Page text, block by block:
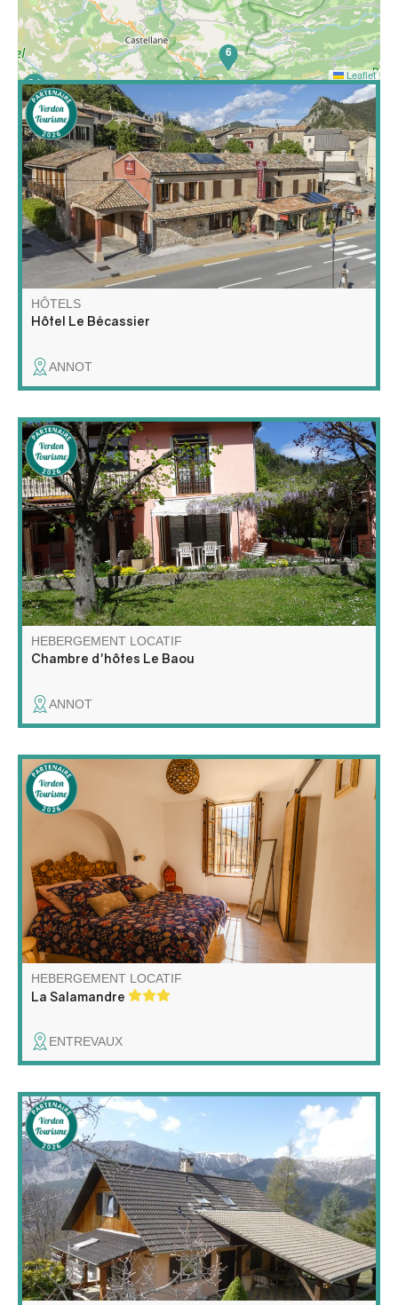
Hôtel Restaurant familial
HÔTELS
Hôtel Le Bécassier
ANNOT
Vos hôtes vous accueillent dans leur maison entourée
d'un jardin arboré. Passionné de randonnée, Jacques
vous orientera vers les plus beaux sentiers de la région
et Julienne vous régalera de ses petits déjeuners
maison.
HEBERGEMENT LOCATIF
Chambre d'hôtes Le Baou
ANNOT
Vivez l'Authenticité (Accessible !) Appartement en rez-
de-chaussée rénové, lumineux et spacieux, situé dans
une charmante maison de village du 17e siècle.
Accessibilité pour les personnes à mobilité réduite et de
toutes les commodités nécessaires.
HEBERGEMENT LOCATIF
La Salamandre
ENTREVAUX
Grand chalet situé dans le joli hameau montagnard de
Villars-Heyssier sur la commune de Beauvezer.
Magnifiquement situé plein sud, entouré de jardins
délicieux, il offre une vue fantastique sur les montagnes.
Destination de vacances idéale toute l'année.
6
21 Leaflet